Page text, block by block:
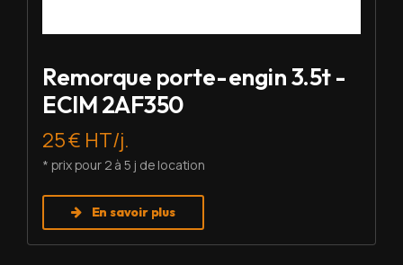
Remorque porte-engin 3.5t -
ECIM 2AF350
25 € HT/j.
* prix pour 2 à 5 j de location
En savoir plus